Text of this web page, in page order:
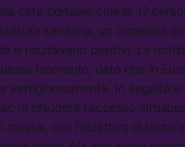
città portuale cinese 12
sanitaria, un ospedale
e risultavano positivi. La
momento, dato che in
vertiginosamente. In seguito
di chiudere l’accesso
massa, con l’obiettivo di